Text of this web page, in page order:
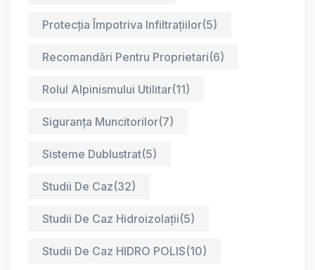
Protecția Împotriva Infiltrațiilor(5)
Recomandări Pentru Proprietari(6)
Rolul Alpinismului Utilitar(11)
Siguranța Muncitorilor(7)
Sisteme Dublustrat(5)
Studii De Caz(32)
Studii De Caz Hidroizolații(5)
Studii De Caz HIDRO POLIS(10)